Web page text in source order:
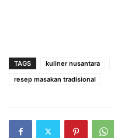
TAGS kuliner nusantara
resep masakan tradisional